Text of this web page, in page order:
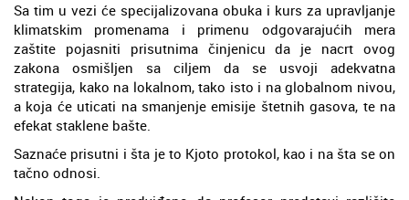
Sa tim u vezi će specijalizovana obuka i kurs za upravljanje
klimatskim promenama i primenu odgovarajućih mera
zaštite pojasniti prisutnima činjenicu da je nacrt ovog
zakona osmišljen sa ciljem da se usvoji adekvatna
strategija, kako na lokalnom, tako isto i na globalnom nivou,
a koja će uticati na smanjenje emisije štetnih gasova, te na
efekat staklene bašte.
Saznaće prisutni i šta je to Kjoto protokol, kao i na šta se on
tačno odnosi.